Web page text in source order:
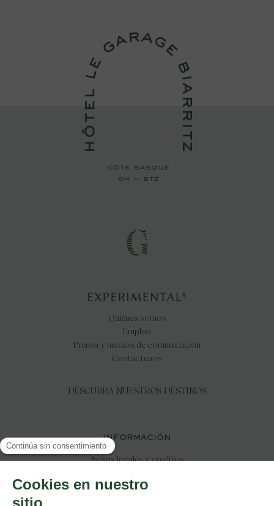
Quiénes somos
Empleo
Prensa y medios de comunicación
Contactenos
DESCUBRA NUESTROS DESTINOS
INFORMACIÓN
Avisos legales y creditos